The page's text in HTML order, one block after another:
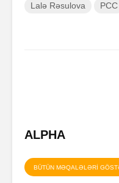
Lalə Rəsulova
PCC
ALPHA
BÜTÜN MƏQALƏLƏRİ